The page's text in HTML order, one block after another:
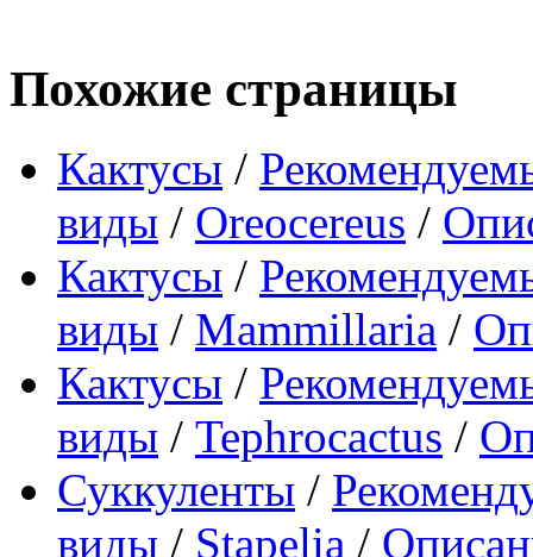
Похожие страницы
Кактусы /
виды / Oreocereus /
Кактусы /
виды / Mammillaria /
Кактусы /
виды / Tephrocactus /
Суккуленты /
виды / Stapelia /